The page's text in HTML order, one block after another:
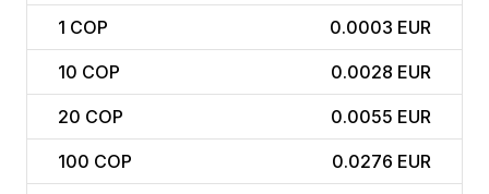
1 COP 0.0003 EUR
10 COP 0.0028 EUR
20 COP 0.0055 EUR
100 COP 0.0276 EUR